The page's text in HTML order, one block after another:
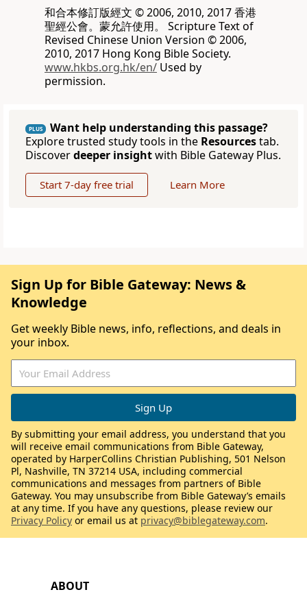
和合本修訂版經文 © 2006, 2010, 2017 香港
聖經公會。蒙允許使用。 Scripture Text of
Revised Chinese Union Version © 2006,
2010, 2017 Hong Kong Bible Society.
www.hkbs.org.hk/en/ Used by
permission.
PLUS
Want help understanding this passage?
Explore trusted study tools in the Resourcestab.
Discoverdeeper insightwith Bible Gateway Plus.
Start 7-day free trial Learn More
ABOUT
Sign Up for Bible Gateway: News &
Knowledge
Get weekly Bible news, info, reflections, and deals in
your inbox.
By submitting your email address, you understand that you
will receive email communications from Bible Gateway,
operated by HarperCollins Christian Publishing, 501 Nelson
Pl, Nashville, TN 37214 USA, including commercial
communications and messages from partners of Bible
Gateway. You may unsubscribe from Bible Gateway’s emails
at any time. If you have any questions, please review our
Privacy Policy or email us at privacy@biblegateway.com.